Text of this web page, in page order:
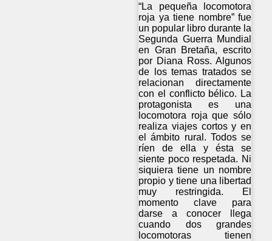
“La pequeña locomotora
roja ya tiene nombre” fue
un popular libro durante la
Segunda Guerra Mundial
en Gran Bretaña, escrito
por Diana Ross. Algunos
de los temas tratados se
relacionan directamente
con el conflicto bélico. La
protagonista es una
locomotora roja que sólo
realiza viajes cortos y en
el ámbito rural. Todos se
ríen de ella y ésta se
siente poco respetada. Ni
siquiera tiene un nombre
propio y tiene una libertad
muy restringida. El
momento clave para
darse a conocer llega
cuando dos grandes
locomotoras tienen